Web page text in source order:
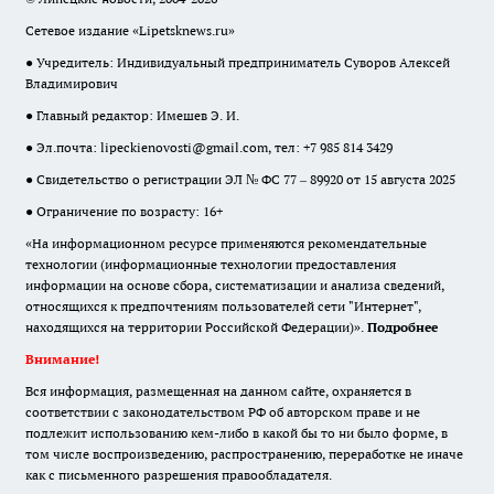
Сетевое издание «Lipetsknews.ru»
● Учредитель: Индивидуальный предприниматель Суворов Алексей
Владимирович
● Главный редактор: Имешев Э. И.
● Эл.почта: lipeckienovosti@gmail.com, тел: +7 985 814 3429
● Свидетельство о регистрации ЭЛ № ФС 77 – 89920 от 15 августа 2025
● Ограничение по возрасту: 16+
«На информационном ресурсе применяются рекомендательные
технологии (информационные технологии предоставления
информации на основе сбора, систематизации и анализа сведений,
относящихся к предпочтениям пользователей сети "Интернет",
находящихся на территории Российской Федерации)». Подробнее
Внимание!
Вся информация, размещенная на данном сайте, охраняется в
соответствии с законодательством РФ об авторском праве и не
подлежит использованию кем-либо в какой бы то ни было форме, в
том числе воспроизведению, распространению, переработке не иначе
как с письменного разрешения правообладателя.